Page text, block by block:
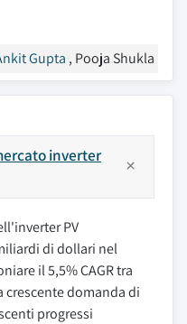
Gupta , Pooja Shukla
inverter
PV
di dollari nel
il 5,5% CAGR tra
crescente domanda di
progressi